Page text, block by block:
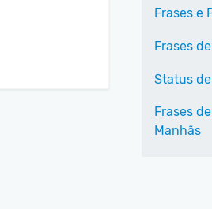
Frases e
Frases
Status
Frases
Manhãs